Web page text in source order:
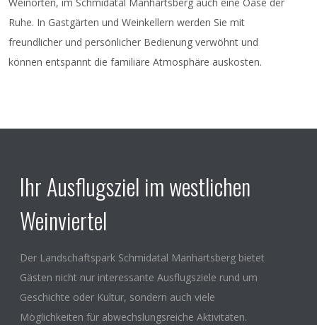
Ruhe. In Gastgärten und Weinkellern werden Sie mit
freundlicher und persönlicher Bedienung verwöhnt und
können entspannt die familiäre Atmosphäre auskosten.
Ihr Ausflugsziel im westlichen
Weinviertel
Der Landschaftspark Schmidatal Manhartsberg bietet
Gästen nicht nur interessante Ausflugsziele rund um
Geschichte oder Kultur, sondern auch viele
Möglichkeiten für abwechslungsreiche Aktivitäten.